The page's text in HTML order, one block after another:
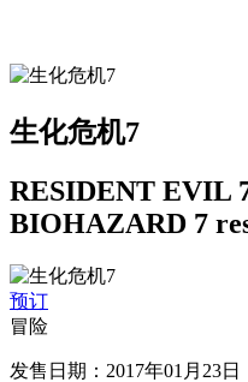
生化危机7
RESIDENT EVIL
BIOHAZARD 7
预订
冒险
发售日期：2017年01月23日